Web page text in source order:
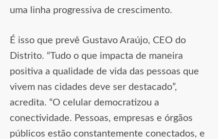
uma linha progressiva de crescimento.
É isso que prevê Gustavo Araújo, CEO do
Distrito. “Tudo o que impacta de maneira
positiva a qualidade de vida das pessoas que
vivem nas cidades deve ser destacado”,
acredita. “O celular democratizou a
conectividade. Pessoas, empresas e órgãos
públicos estão constantemente conectados, e